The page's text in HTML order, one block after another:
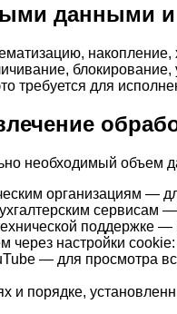
данными
требуется для
необходимый объем
организациям —
сервисам
поддержке
через настройки
— для просмотра
и порядке,